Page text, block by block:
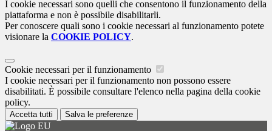
I cookie necessari sono quelli che consentono il funzionamento della
piattaforma e non è possibile disabilitarli.
Per conoscere quali sono i cookie necessari al funzionamento potete
visionare la COOKIE POLICY.
Cookie necessari per il funzionamento
I cookie necessari per il funzionamento non possono essere
disabilitati. È possibile consultare l'elenco nella pagina della cookie
policy.
Accetta tutti Salva le preferenze